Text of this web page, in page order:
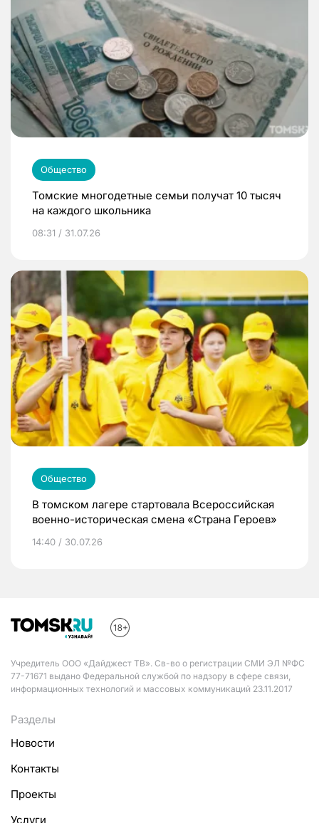
Общество
Томские многодетные семьи получат 10 тысяч
на каждого школьника
08:31 / 31.07.26
Общество
В томском лагере стартовала Всероссийская
военно-историческая смена «Страна Героев»
14:40 / 30.07.26
Учредитель ООО «Дайджест ТВ». Св-во о регистрации СМИ ЭЛ №ФС
77-71671 выдано Федеральной службой по надзору в сфере связи,
информационных технологий и массовых коммуникаций 23.11.2017
Разделы
Новости
Контакты
Проекты
Услуги